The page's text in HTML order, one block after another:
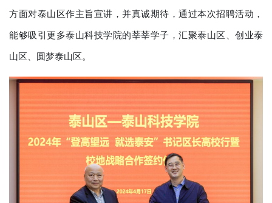
方面对泰山区作主旨宣讲，并真诚期待，通过本次招聘活动，
能够吸引更多泰山科技学院的莘莘学子，汇聚泰山区、创业泰
山区、圆梦泰山区。